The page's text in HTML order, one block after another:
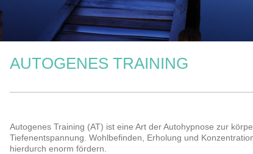
AUTOGENES TRAINING
Autogenes Training (AT) ist eine Art der Autohypnose zur
Tiefenentspannung. Wohlbefinden, Erholung und
hierdurch enorm fördern.